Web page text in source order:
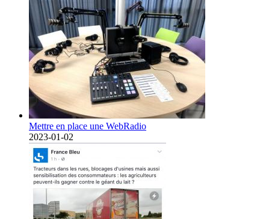
Mettre en place une WebRadio
2023-01-02